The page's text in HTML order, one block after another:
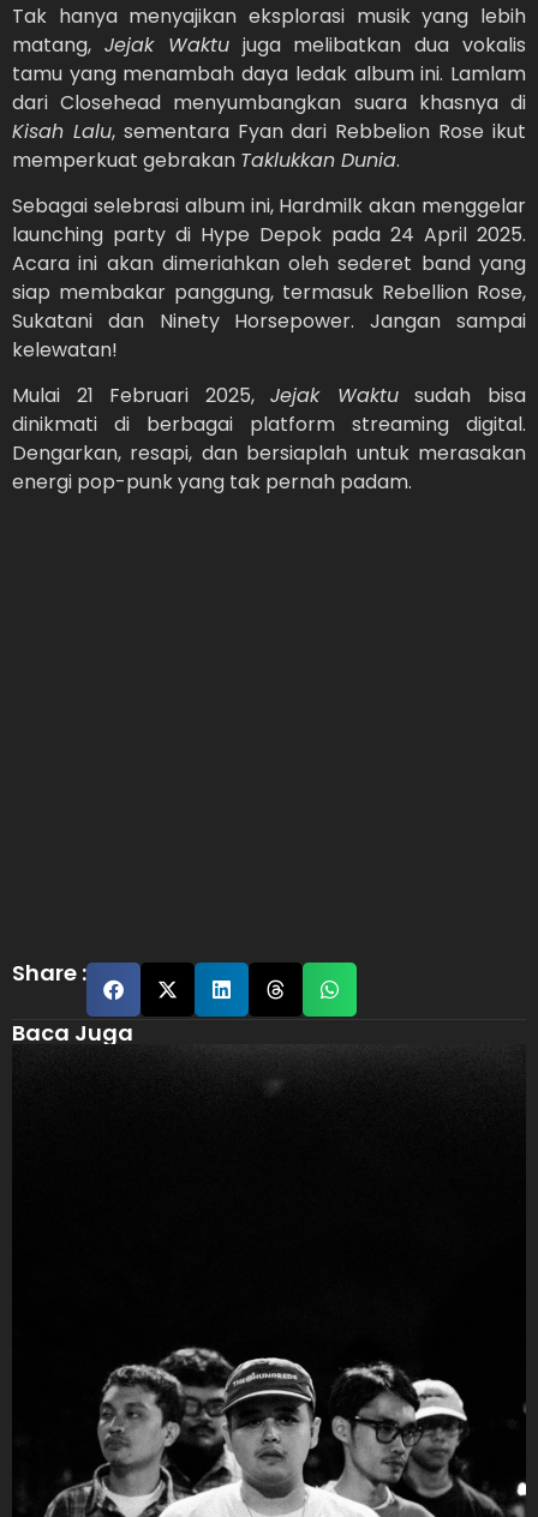
Tak hanya menyajikan eksplorasi musik yang lebih
matang, Jejak Waktujuga melibatkan dua vokalis
tamu yang menambah daya ledak album ini. Lamlam
dari Closehead menyumbangkan suara khasnya di
Kisah Lalu, sementara Fyan dari Rebbelion Rose ikut
memperkuat gebrakan Taklukkan Dunia.
Sebagai selebrasi album ini, Hardmilk akan menggelar
launching party di Hype Depok pada 24 April 2025.
Acara ini akan dimeriahkan oleh sederet band yang
siap membakar panggung, termasuk Rebellion Rose,
Sukatani dan Ninety Horsepower. Jangan sampai
kelewatan!
Mulai 21 Februari 2025,Jejak Waktusudah bisa
dinikmati di berbagai platform streaming digital.
Dengarkan, resapi, dan bersiaplah untuk merasakan
energi pop-punk yang tak pernah padam.
Share :
Baca Juga